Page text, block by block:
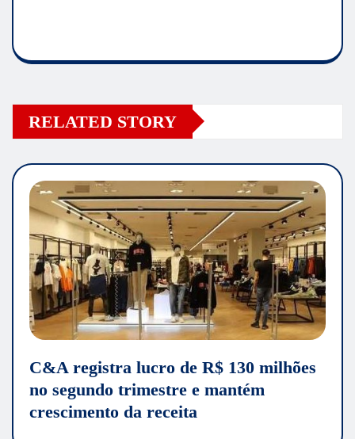
RELATED STORY
C&A registra lucro de R$ 130 milhões
no segundo trimestre e mantém
crescimento da receita